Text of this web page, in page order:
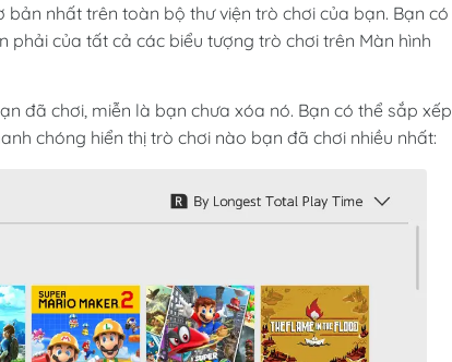
bản nhất trên toàn bộ thư viện trò chơi của bạn. Bạn có
của tất cả các biểu tượng trò chơi trên Màn hình
đã chơi, miễn là bạn chưa xóa nó. Bạn có thể sắp xếp
chóng hiển thị trò chơi nào bạn đã chơi nhiều nhất: